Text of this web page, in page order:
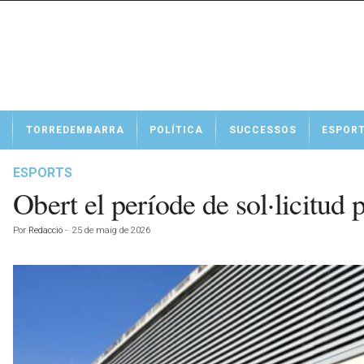
t
TORREDEMBARRA POLÍTICA SUCCESSOS
ESPORTS
Obert el període de sol·licitud
Por Redacció - 25 de maig de 2026